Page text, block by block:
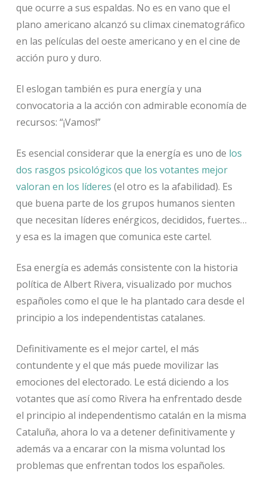
que ocurre a sus espaldas. No es en vano que el
plano americano alcanzó su climax cinematográfico
en las películas del oeste americano y en el cine de
acción puro y duro.
El eslogan también es pura energía y una
convocatoria a la acción con admirable economía de
recursos: “¡Vamos!”
Es esencial considerar que la energía es uno de los
dos rasgos psicológicos que los votantes mejor
valoran en los líderes (el otro es la afabilidad). Es
que buena parte de los grupos humanos sienten
que necesitan líderes enérgicos, decididos, fuertes…
y esa es la imagen que comunica este cartel.
Esa energía es además consistente con la historia
política de Albert Rivera, visualizado por muchos
españoles como el que le ha plantado cara desde el
principio a los independentistas catalanes.
Definitivamente es el mejor cartel, el más
contundente y el que más puede movilizar las
emociones del electorado. Le está diciendo a los
votantes que así como Rivera ha enfrentado desde
el principio al independentismo catalán en la misma
Cataluña, ahora lo va a detener definitivamente y
además va a encarar con la misma voluntad los
problemas que enfrentan todos los españoles.